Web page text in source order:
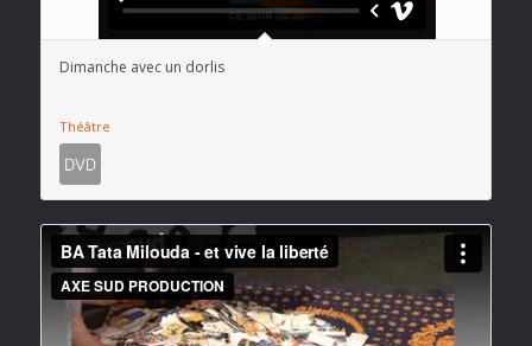
Dimanche avec un dorlis
Théâtre